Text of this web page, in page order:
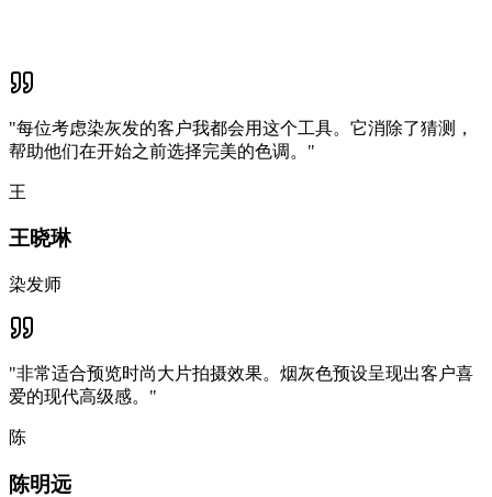
"每位考虑染灰发的客户我都会用这个工具。它消除了猜测，
帮助他们在开始之前选择完美的色调。 "
王
王晓琳
染发师
"非常适合预览时尚大片拍摄效果。烟灰色预设呈现出客户喜
爱的现代高级感。 "
陈
陈明远